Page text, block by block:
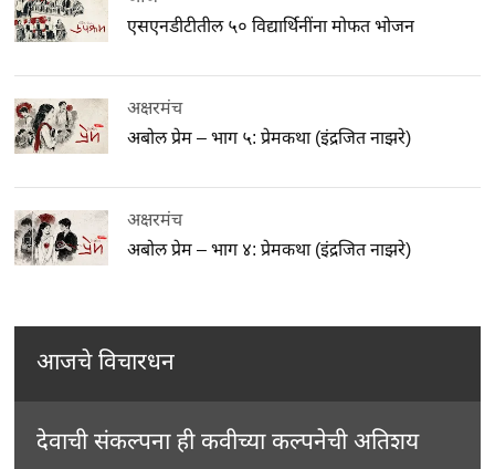
एसएनडीटीतील ५० विद्यार्थिनींना मोफत भोजन
अक्षरमंच
अबोल प्रेम – भाग ५: प्रेमकथा (इंद्रजित नाझरे)
अक्षरमंच
अबोल प्रेम – भाग ४: प्रेमकथा (इंद्रजित नाझरे)
आजचे विचारधन
देवाची संकल्पना ही कवीच्या कल्पनेची अतिशय